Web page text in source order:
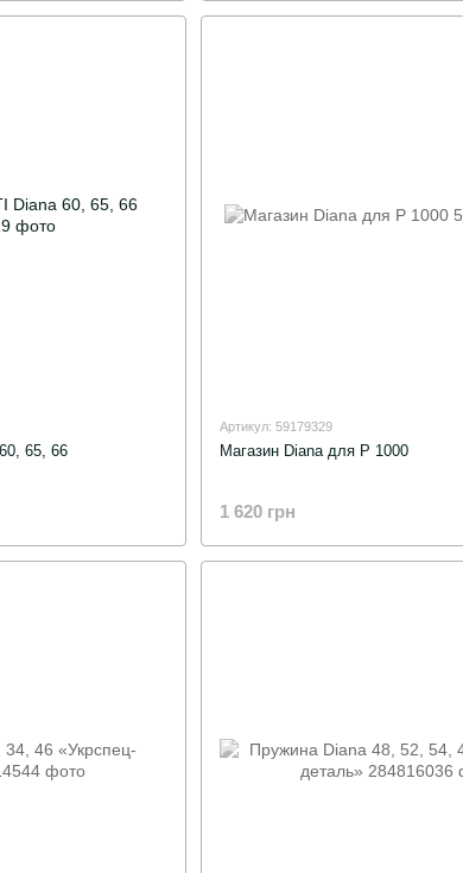
65, 66
Артикул: 59179329
Магазин Diana для P 1000
1 620 грн